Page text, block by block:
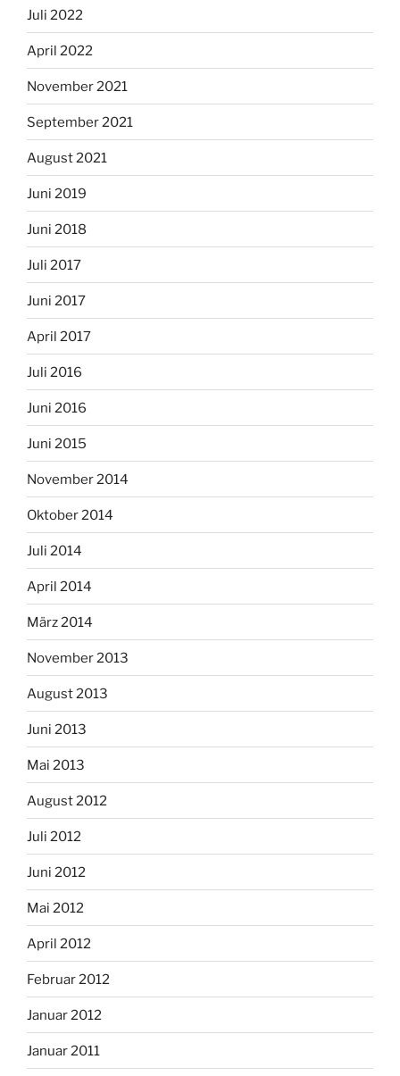
Juli 2022
April 2022
November 2021
September 2021
August 2021
Juni 2019
Juni 2018
Juli 2017
Juni 2017
April 2017
Juli 2016
Juni 2016
Juni 2015
November 2014
Oktober 2014
Juli 2014
April 2014
März 2014
November 2013
August 2013
Juni 2013
Mai 2013
August 2012
Juli 2012
Juni 2012
Mai 2012
April 2012
Februar 2012
Januar 2012
Januar 2011